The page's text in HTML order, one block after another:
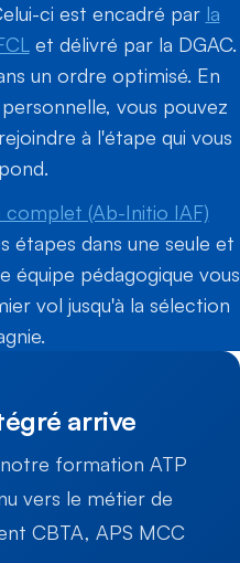
ci est encadré par la
et délivré par la DGAC.
un ordre optimisé. En
vous pouvez
à l'étape qui vous
complet (Ab-Initio IAF)
étapes dans une seule et
équipe pédagogique vous
vol jusqu'à la sélection
arrive
formation ATP
vers le métier de
CBTA, APS MCC